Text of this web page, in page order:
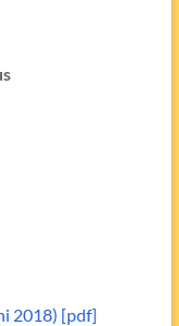
2018) [pdf]